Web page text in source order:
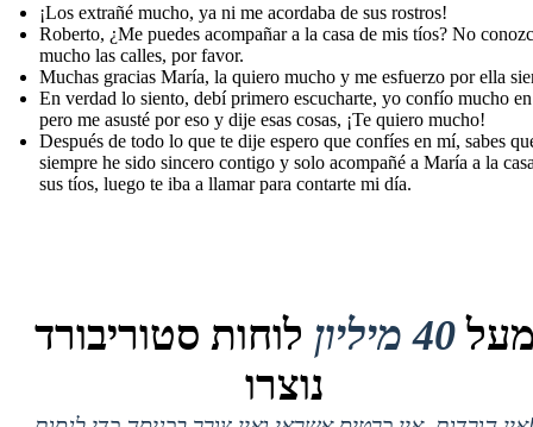
¡Los extrañé mucho, ya ni me acordaba de sus rostros!
Roberto, ¿Me puedes acompañar a la casa de mis tíos? No
mucho las calles, por favor.
Muchas gracias María, la quiero mucho y me esfuerzo por ella
En verdad lo siento, debí primero escucharte, yo confío mucho
pero me asusté por eso y dije esas cosas, ¡Te quiero mucho!
Después de todo lo que te dije espero que confíes en mí, sabes
siempre he sido sincero contigo y solo acompañé a María a la
sus tíos, luego te iba a llamar para contarte mi día.
40 מיליון
לוחות סטוריבורד
נוצרו